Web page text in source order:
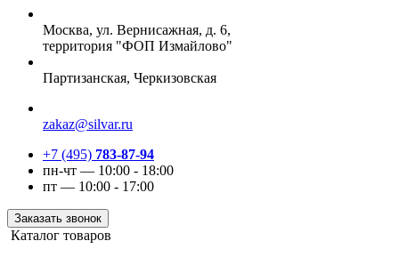
Москва, ул. Вернисажная, д. 6,
территория "ФОП Измайлово"
Партизанская, Черкизовская
zakaz@silvar.ru
+7 (495) 783-87-94
пн-чт — 10:00 - 18:00
пт — 10:00 - 17:00
Заказать звонок
Каталог товаров